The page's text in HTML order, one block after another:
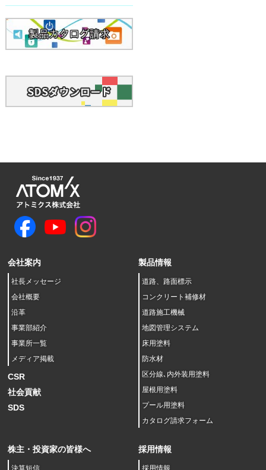
会社案内
社長メッセージ
会社概要
沿革
事業部紹介
事業所一覧
メディア掲載
CSR
社会貢献
SDS
製品情報
道路、路面標示
コンクリート補修材
道路施工機械
地図管理システム
床用塗料
防水材
区分線､内外装用塗料
屋根用塗料
プール用塗料
カタログ請求フォーム
株主・投資家の皆様へ
決算短信
採用情報
採用情報